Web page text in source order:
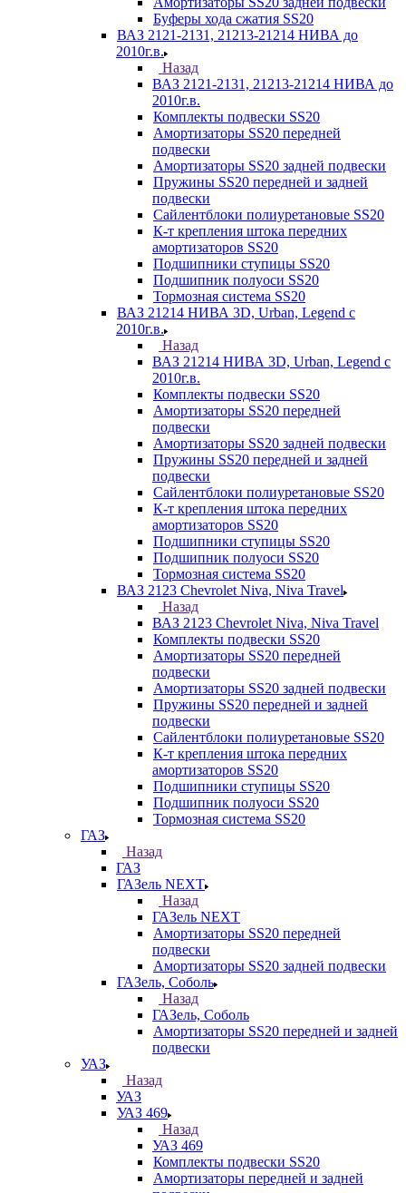
Буферы хода сжатия SS20
ВАЗ 2121-2131, 21213-21214 НИВА до
2010г.в.
Назад
ВАЗ 2121-2131, 21213-21214 НИВА до
2010г.в.
Комплекты подвески SS20
Амортизаторы SS20 передней
подвески
Амортизаторы SS20 задней подвески
Пружины SS20 передней и задней
подвески
Сайлентблоки полиуретановые SS20
К-т крепления штока передних
амортизаторов SS20
Подшипники ступицы SS20
Подшипник полуоси SS20
Тормозная система SS20
ВАЗ 21214 НИВА 3D, Urban, Legend c
2010г.в.
Назад
ВАЗ 21214 НИВА 3D, Urban, Legend c
2010г.в.
Комплекты подвески SS20
Амортизаторы SS20 передней
подвески
Амортизаторы SS20 задней подвески
Пружины SS20 передней и задней
подвески
Сайлентблоки полиуретановые SS20
К-т крепления штока передних
амортизаторов SS20
Подшипники ступицы SS20
Подшипник полуоси SS20
Тормозная система SS20
ВАЗ 2123 Chevrolet Niva, Niva Travel
Назад
ВАЗ 2123 Chevrolet Niva, Niva Travel
Комплекты подвески SS20
Амортизаторы SS20 передней
подвески
Амортизаторы SS20 задней подвески
Пружины SS20 передней и задней
подвески
Сайлентблоки полиуретановые SS20
К-т крепления штока передних
амортизаторов SS20
Подшипники ступицы SS20
Подшипник полуоси SS20
Тормозная система SS20
ГАЗ
Назад
ГАЗ
ГАЗель NEXT
Назад
ГАЗель NEXT
Амортизаторы SS20 передней
подвески
Амортизаторы SS20 задней подвески
ГАЗель, Соболь
Назад
ГАЗель, Соболь
Амортизаторы SS20 передней и задней
подвески
УАЗ
Назад
УАЗ
УАЗ 469
Назад
УАЗ 469
Комплекты подвески SS20
Амортизаторы передней и задней